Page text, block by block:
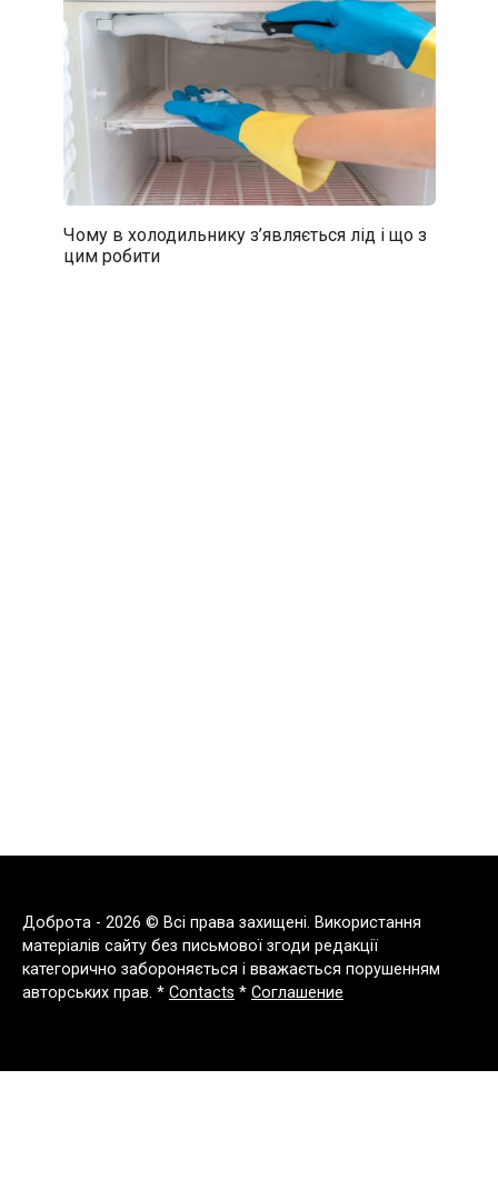
Чому в холодильнику з’являється лід і що з
цим робити
Доброта - 2026 © Всі права захищені. Використання
матеріалів сайту без письмової згоди редакції
категорично забороняється і вважається порушенням
авторських прав. * Contacts * Соглашение